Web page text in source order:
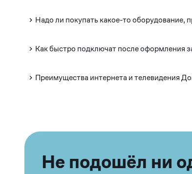
Надо ли покупать какое-то оборудование,
Как быстро подключат после оформления
Преимущества интернета и телевидения
Не подошёл ни